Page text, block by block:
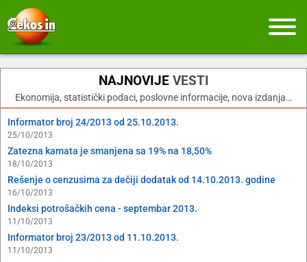
NAJNOVIJEVESTI
Ekonomija, statistički podaci, poslovne informacije, nova izdanja…
Informator broj 24/2013 od 25.10.2013.
25/10/2013
Zatezna kamata je smanjena sa 19% na 18,50%
18/10/2013
Rešenje o cenzusima za dečiji dodatak od 14.10.2013. godine
16/10/2013
Indeksi potrošačkih cena - septembar 2013.
11/10/2013
Informator broj 23/2013 od 11.10.2013.
11/10/2013